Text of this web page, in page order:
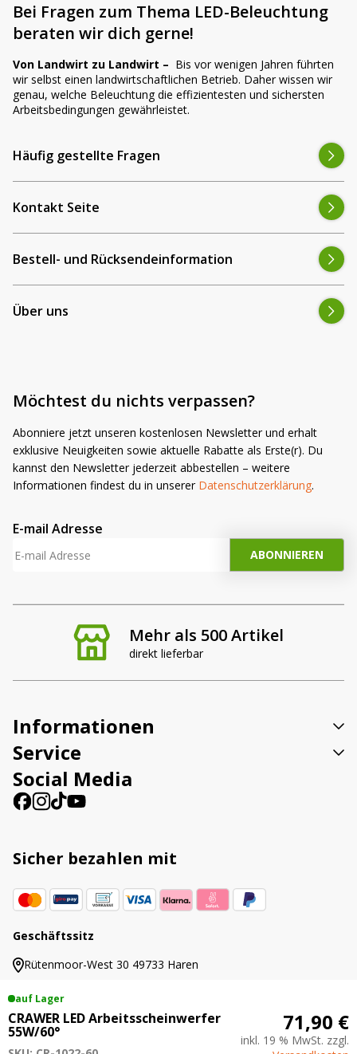
auf Lager
CRAWER LED Arbeitsscheinwerfer
55W/60° 71,90 €
inkl. 19 % MwSt. zzgl.
Mehr als 500 Artikel
direkt lieferbar
Bei Fragen zum Thema LED-Beleuchtung
beraten wir dich gerne!
Von Landwirt zu Landwirt – Bis vor wenigen Jahren führten
wir selbst einen landwirtschaftlichen Betrieb. Daher wissen wir
genau, welche Beleuchtung die effizientesten und sichersten
Arbeitsbedingungen gewährleistet.
Häufig gestellte Fragen
Kontakt Seite
Bestell- und Rücksendeinformation
Über uns
Möchtest du nichts verpassen?
Abonniere jetzt unseren kostenlosen Newsletter und erhalt
exklusive Neuigkeiten sowie aktuelle Rabatte als Erste(r). Du
kannst den Newsletter jederzeit abbestellen – weitere
Informationen findest du in unserer Datenschutzerklärung.
E-mail Adresse
Informationen
Service
Social Media
Sicher bezahlen mit
Geschäftssitz
Rütenmoor-West 30 49733 Haren
© 2019 - 2026 AgrarLED.de